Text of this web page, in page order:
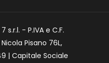
s.r.l. - P.IVA e C.F.
Pisano 76L,
| Capitale Sociale